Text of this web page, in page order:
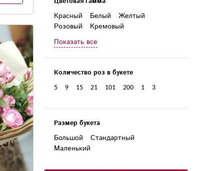
Красный Белый
Желтый
Розовый
Кремовый
Фиолетовый
Бордовый
Разноцветный
Показать все
Количество роз в букете
5 9 15 21 101 200 1 3
Размер букета
Большой
Стандартный
Маленький